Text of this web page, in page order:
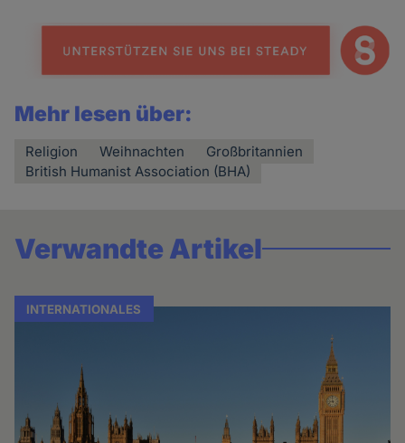
Mehr lesen über:
Religion Weihnachten
Großbritannien
British Humanist Association (BHA)
Verwandte Artikel
INTERNATIONALES